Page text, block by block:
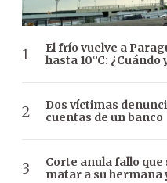
El frío vuelve a
hasta 10°C:
Dos víctimas
cuentas de un banco
Corte anula fallo que
matar a su